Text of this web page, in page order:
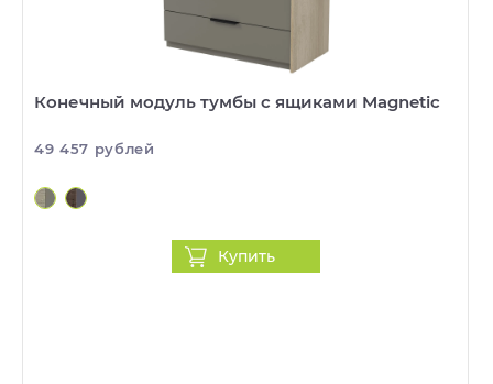
Конечный модуль тумбы с ящиками Magnetic
49 457 рублей
Купить